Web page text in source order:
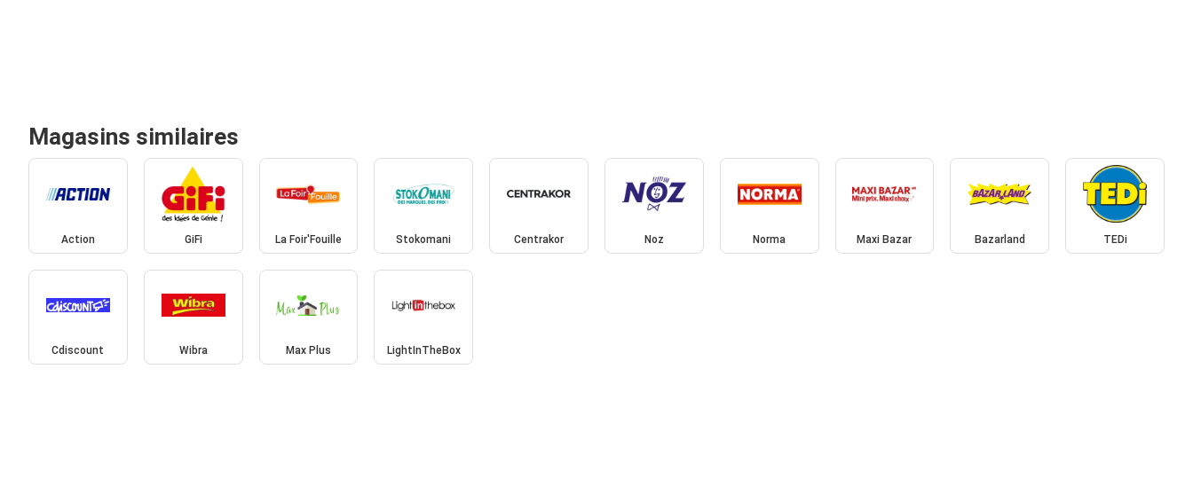
Magasins similaires
Action GiFi La Foir'Fouille Stokomani Centrakor Noz Norma Maxi Bazar Bazarland TEDi
Cdiscount Wibra Max Plus LightInTheBox